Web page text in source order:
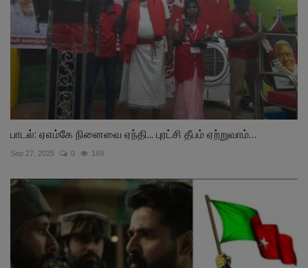
பாடல்: ஏஎம்கே நினைவை ஏந்தி... புரட்சி தீபம் ஏற்றுவாம்…
Sep 27, 2025 0 169